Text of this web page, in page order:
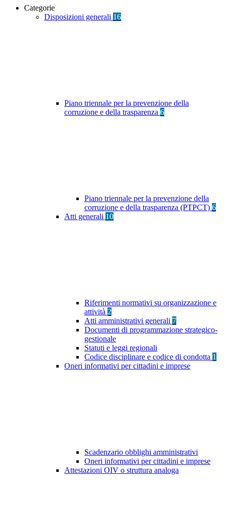
Categorie
Disposizioni generali 16
Piano triennale per la prevenzione della
corruzione e della trasparenza 6
Piano triennale per la prevenzione della
corruzione e della trasparenza (PTPCT) 6
Atti generali 10
Riferimenti normativi su organizzazione e
attività 2
Atti amministrativi generali 7
Documenti di programmazione strategico-
gestionale
Statuti e leggi regionali
Codice disciplinare e codice di condotta 1
Oneri informativi per cittadini e imprese
Scadenzario obblighi amministrativi
Oneri informativi per cittadini e imprese
Attestazioni OIV o struttura analoga